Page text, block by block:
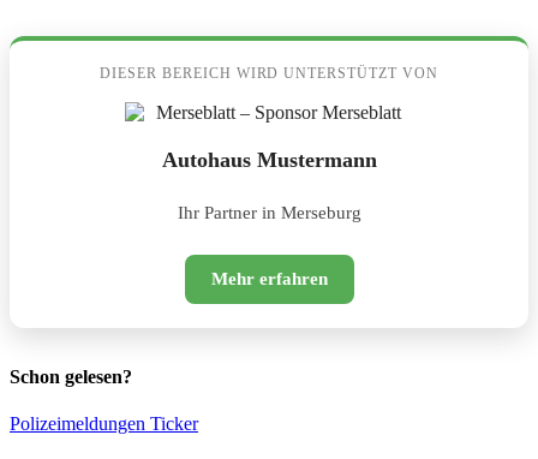
DIESER BEREICH WIRD UNTERSTÜTZT VON
Autohaus Mustermann
Ihr Partner in Merseburg
Mehr erfahren
Schon gelesen?
Polizeimeldungen Ticker